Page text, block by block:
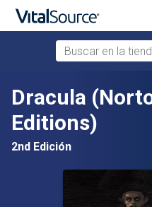
Saltar al contenido principal
Buscar en la
Dracula
Editions)
2nd Edición